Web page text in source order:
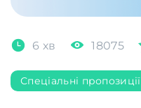
6 хв 18075
Спеціальні пропозиції